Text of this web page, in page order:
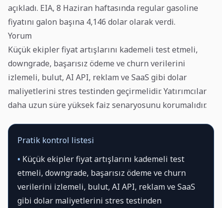
açıkladı. EIA, 8 Haziran haftasında regular gasoline
fiyatını galon başına 4,146 dolar olarak verdi.
Yorum
Küçük ekipler fiyat artışlarını kademeli test etmeli,
downgrade, başarısız ödeme ve churn verilerini
izlemeli, bulut, AI API, reklam ve SaaS gibi dolar
maliyetlerini stres testinden geçirmelidir. Yatırımcılar
daha uzun süre yüksek faiz senaryosunu korumalıdır.
Pratik kontrol listesi
• Küçük ekipler fiyat artışlarını kademeli test
etmeli, downgrade, başarısız ödeme ve churn
verilerini izlemeli, bulut, AI API, reklam ve SaaS
gibi dolar maliyetlerini stres testinden